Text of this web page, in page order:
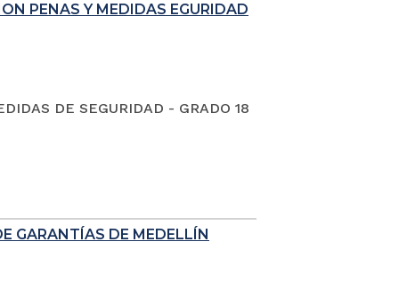
PENAS Y MEDIDAS EGURIDAD
DE SEGURIDAD - GRADO 18
GARANTÍAS DE MEDELLÍN